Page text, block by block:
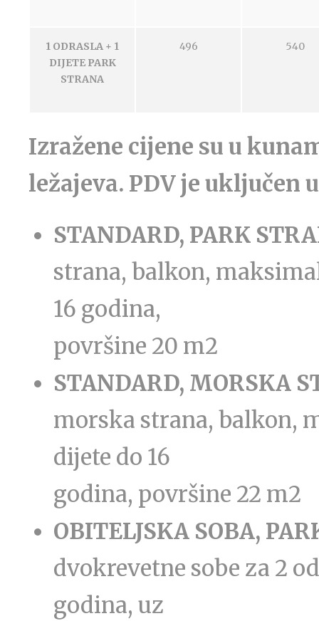
1 ODRASLA + 1
DIJETE PARK
STRANA
496 540
Izražene cijene su u
ležajeva. PDV je uključen
STANDARD, PARK
strana, balkon,
16 godina,
površine 20 m2
STANDARD, MORSKA
morska strana, balkon,
dijete do 16
godina, površine 22 m2
OBITELJSKA SOBA,
dvokrevetne sobe za 2
godina, uz